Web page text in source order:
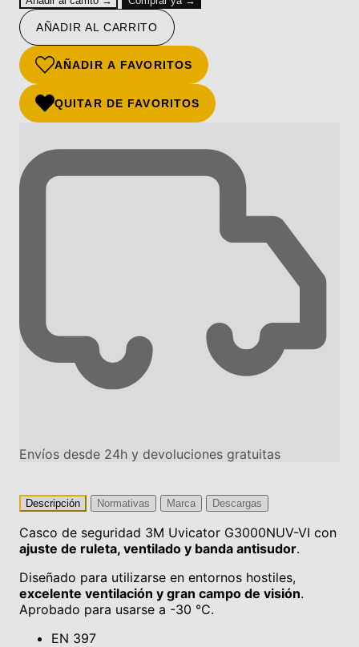
AÑADIR AL CARRITO
AÑADIR A FAVORITOS
QUITAR DE FAVORITOS
Envíos desde 24h y devoluciones gratuitas
Descripción Normativas Marca Descargas
Casco de seguridad 3M Uvicator G3000NUV-VI con
ajuste de ruleta, ventilado y banda antisudor.
Diseñado para utilizarse en entornos hostiles,
excelente ventilación y gran campo de visión.
Aprobado para usarse a -30 °C.
EN 397